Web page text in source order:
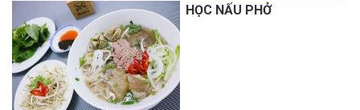
HỌC NẤU PHỞ